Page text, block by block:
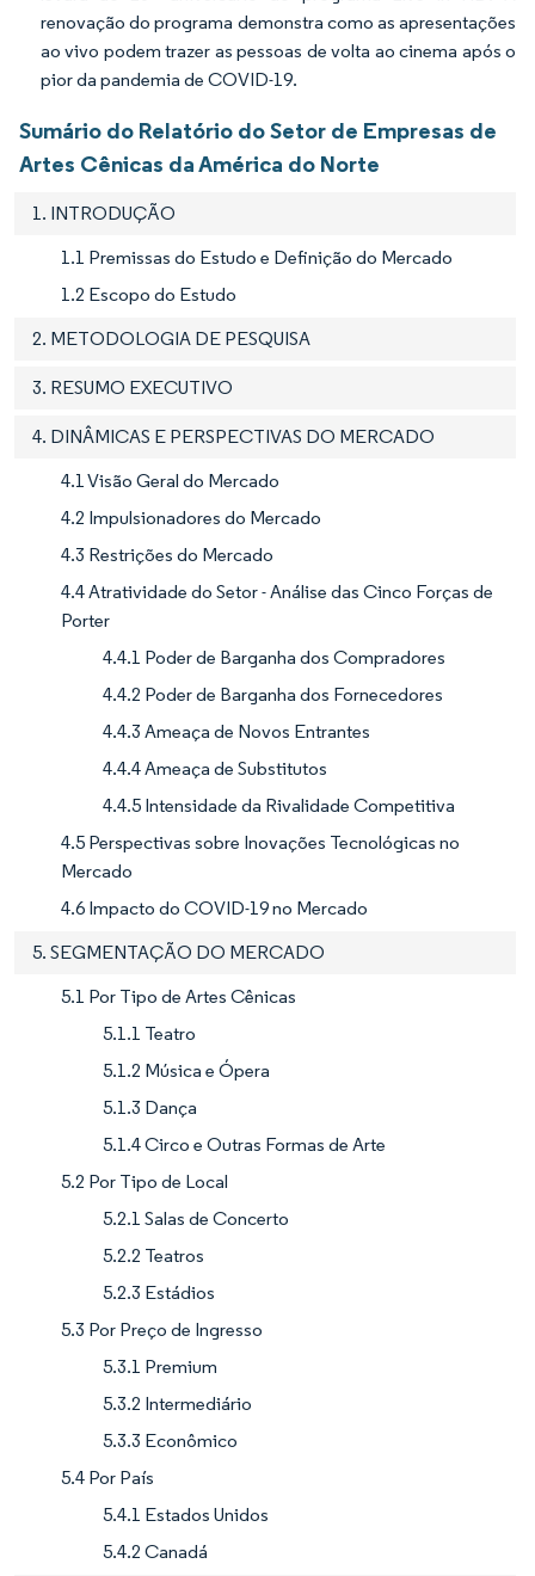
renovação do programa demonstra como as apresentações
ao vivo podem trazer as pessoas de volta ao cinema após o
pior da pandemia de COVID-19.
Sumário do Relatório do Setor de Empresas de
Artes Cênicas da América do Norte
1. INTRODUÇÃO
1.1 Premissas do Estudo e Definição do Mercado
1.2 Escopo do Estudo
2. METODOLOGIA DE PESQUISA
3. RESUMO EXECUTIVO
4. DINÂMICAS E PERSPECTIVAS DO MERCADO
4.1 Visão Geral do Mercado
4.2 Impulsionadores do Mercado
4.3 Restrições do Mercado
4.4 Atratividade do Setor - Análise das Cinco Forças de
Porter
4.4.1 Poder de Barganha dos Compradores
4.4.2 Poder de Barganha dos Fornecedores
4.4.3 Ameaça de Novos Entrantes
4.4.4 Ameaça de Substitutos
4.4.5 Intensidade da Rivalidade Competitiva
4.5 Perspectivas sobre Inovações Tecnológicas no
Mercado
4.6 Impacto do COVID-19 no Mercado
5. SEGMENTAÇÃO DO MERCADO
5.1 Por Tipo de Artes Cênicas
5.1.1 Teatro
5.1.2 Música e Ópera
5.1.3 Dança
5.1.4 Circo e Outras Formas de Arte
5.2 Por Tipo de Local
5.2.1 Salas de Concerto
5.2.2 Teatros
5.2.3 Estádios
5.3 Por Preço de Ingresso
5.3.1 Premium
5.3.2 Intermediário
5.3.3 Econômico
5.4 Por País
5.4.1 Estados Unidos
5.4.2 Canadá